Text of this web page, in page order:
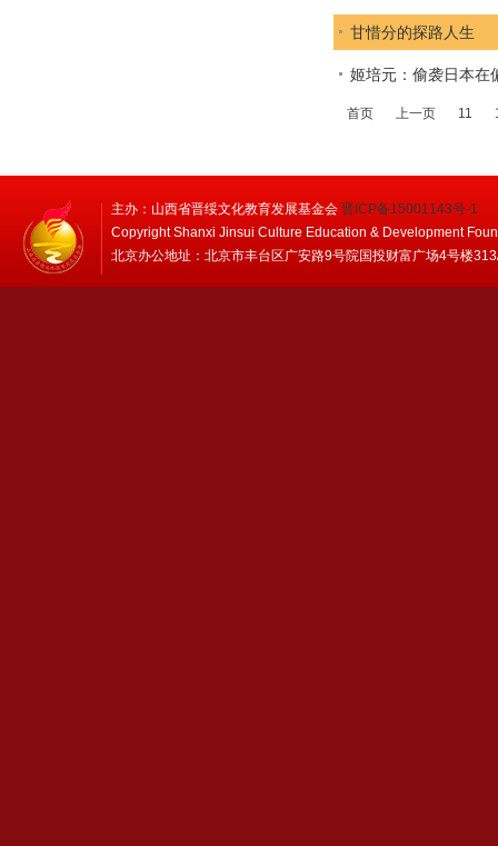
甘惜分的探路人生
姬培元：偷袭日本在
首页 上一页 11
主办：山西省晋绥文化教育发展基金会 晋ICP备15001143号-1
Copyright Shanxi Jinsui Culture Education & Development
北京办公地址：北京市丰台区广安路9号院国投财富广场4号楼